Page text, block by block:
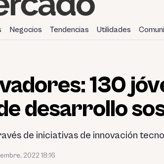
Negocios Tendencias Utilidades
130
desarrollo
de iniciativas de innovación
2022 18:16